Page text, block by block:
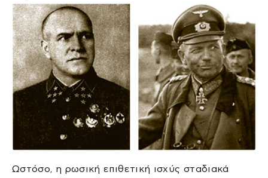
Ωστόσο, η ρωσική επιθετική ισχύς σταδιακά